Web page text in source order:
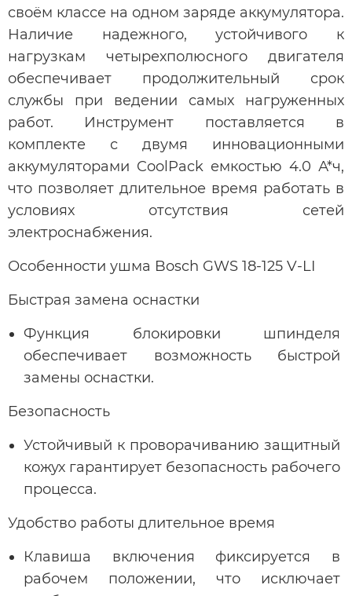
своём классе на одном заряде аккумулятора.
Наличие надежного, устойчивого к
нагрузкам четырехполюсного двигателя
обеспечивает продолжительный срок
службы при ведении самых нагруженных
работ. Инструмент поставляется в
комплекте с двумя инновационными
аккумуляторами CoolPack емкостью 4.0 А*ч,
что позволяет длительное время работать в
условиях отсутствия сетей
электроснабжения.
Особенности ушма Bosch GWS 18-125 V-LI
Быстрая замена оснастки
Функция блокировки шпинделя
обеспечивает возможность быстрой
замены оснастки.
Безопасность
Устойчивый к проворачиванию защитный
кожух гарантирует безопасность рабочего
процесса.
Удобство работы длительное время
Клавиша включения фиксируется в
рабочем положении, что исключает